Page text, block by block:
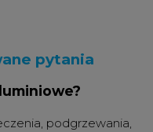
pytania
podgrzewania,